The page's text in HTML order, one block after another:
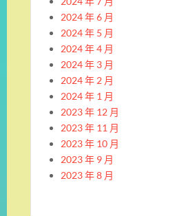
2024 年 6 月
2024 年 5 月
2024 年 4 月
2024 年 3 月
2024 年 2 月
2024 年 1 月
2023 年 12 月
2023 年 11 月
2023 年 10 月
2023 年 9 月
2023 年 8 月